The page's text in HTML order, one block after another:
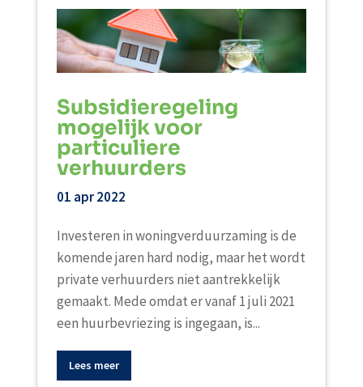
Subsidieregeling
mogelijk voor
particuliere
verhuurders
01 apr 2022
Investeren in woningverduurzaming is de
komende jaren hard nodig, maar het wordt
private verhuurders niet aantrekkelijk
gemaakt. Mede omdat er vanaf 1 juli 2021
een huurbevriezing is ingegaan, is...
Lees meer